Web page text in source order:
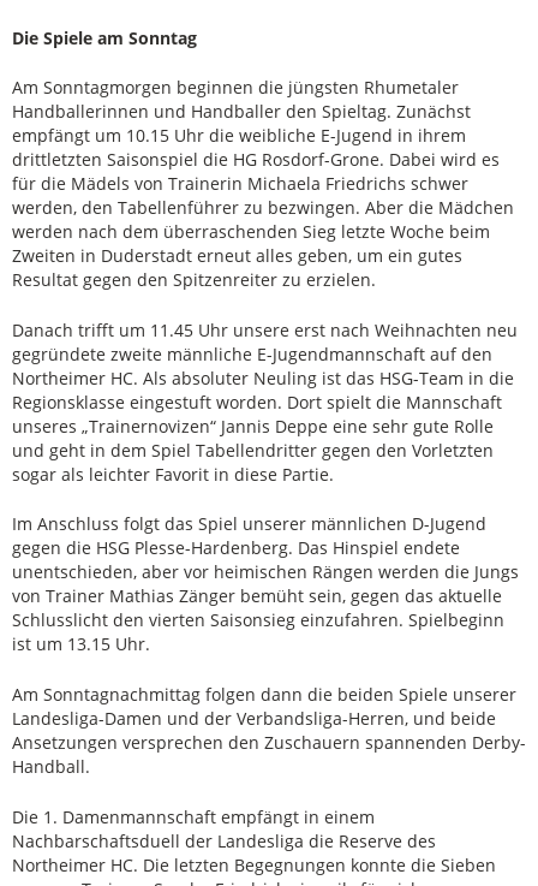
Die Spiele am Sonntag
Am Sonntagmorgen beginnen die jüngsten Rhumetaler
Handballerinnen und Handballer den Spieltag. Zunächst
empfängt um 10.15 Uhr die weibliche E-Jugend in ihrem
drittletzten Saisonspiel die HG Rosdorf-Grone. Dabei wird es
für die Mädels von Trainerin Michaela Friedrichs schwer
werden, den Tabellenführer zu bezwingen. Aber die Mädchen
werden nach dem überraschenden Sieg letzte Woche beim
Zweiten in Duderstadt erneut alles geben, um ein gutes
Resultat gegen den Spitzenreiter zu erzielen.
Danach trifft um 11.45 Uhr unsere erst nach Weihnachten neu
gegründete zweite männliche E-Jugendmannschaft auf den
Northeimer HC. Als absoluter Neuling ist das HSG-Team in die
Regionsklasse eingestuft worden. Dort spielt die Mannschaft
unseres „Trainernovizen“ Jannis Deppe eine sehr gute Rolle
und geht in dem Spiel Tabellendritter gegen den Vorletzten
sogar als leichter Favorit in diese Partie.
Im Anschluss folgt das Spiel unserer männlichen D-Jugend
gegen die HSG Plesse-Hardenberg. Das Hinspiel endete
unentschieden, aber vor heimischen Rängen werden die Jungs
von Trainer Mathias Zänger bemüht sein, gegen das aktuelle
Schlusslicht den vierten Saisonsieg einzufahren. Spielbeginn
ist um 13.15 Uhr.
Am Sonntagnachmittag folgen dann die beiden Spiele unserer
Landesliga-Damen und der Verbandsliga-Herren, und beide
Ansetzungen versprechen den Zuschauern spannenden Derby-
Handball.
Die 1. Damenmannschaft empfängt in einem
Nachbarschaftsduell der Landesliga die Reserve des
Northeimer HC. Die letzten Begegnungen konnte die Sieben